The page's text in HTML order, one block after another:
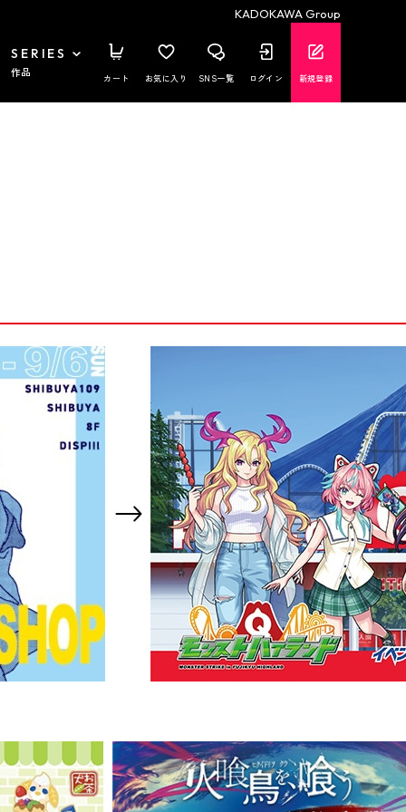
KADOKAWA Group
SERIES
作品 カート お気に入り SNS一覧 ログイン 新規登録